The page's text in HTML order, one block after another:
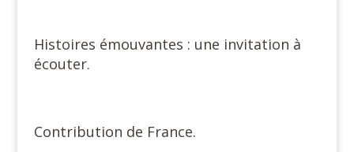
Histoires émouvantes : une invitation à
écouter.
Contribution de France.